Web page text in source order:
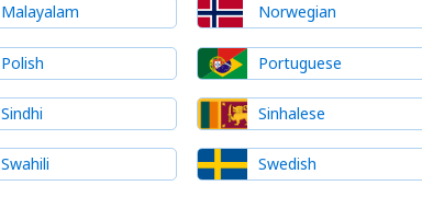
Malayalam Norwegian
Polish Portuguese
Sindhi Sinhalese
Swahili Swedish